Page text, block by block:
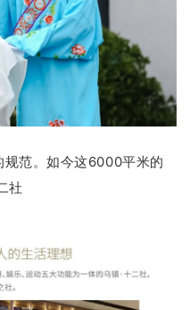
范。如今这6000平米的
社